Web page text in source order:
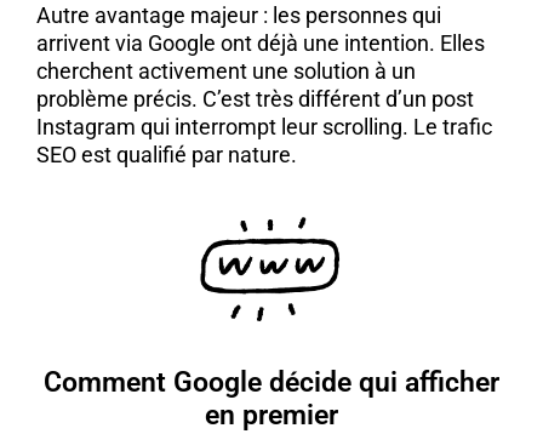
Autre avantage majeur : les personnes qui
arrivent via Google ont déjà une intention. Elles
cherchent activement une solution à un
problème précis. C’est très différent d’un post
Instagram qui interrompt leur scrolling. Le trafic
SEO est qualifié par nature.
Comment Google décide qui afficher
en premier